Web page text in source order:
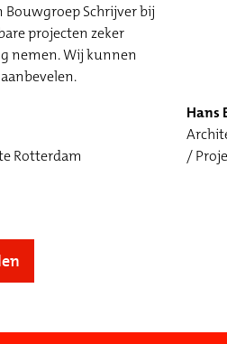
Schrijver bij
projecten zeker
nemen. Wij kunnen
Rotterdam
Hans
/